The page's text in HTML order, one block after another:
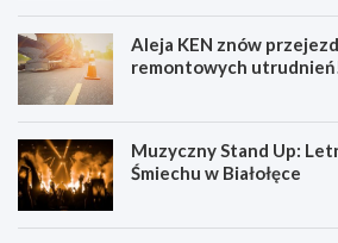
Aleja KEN znów
remontowych
Muzyczny Stand Up:
Śmiechu w Białołęce